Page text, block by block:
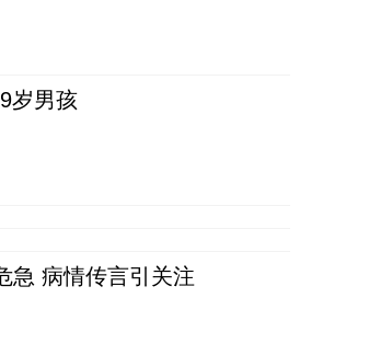
岁男孩
急 病情传言引关注